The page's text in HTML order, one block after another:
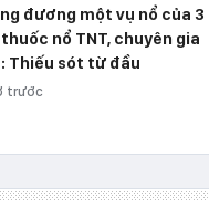
đương một vụ nổ của 3
nổ TNT, chuyên gia
Thiếu sót từ đầu
trước